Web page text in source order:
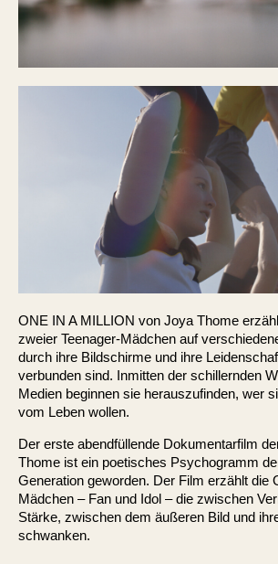
ONE IN A MILLION von Joya Thome
zweier Teenager-Mädchen auf
durch ihre Bildschirme und ihre
verbunden sind. Inmitten der schillernden
Medien beginnen sie herauszufinden, wer
vom Leben wollen.
Der erste abendfüllende Dokumentarfilm
Thome ist ein poetisches Psychogramm
Generation geworden. Der Film erzählt die
Mädchen – Fan und Idol – die zwischen
Stärke, zwischen dem äußeren Bild und
schwanken.